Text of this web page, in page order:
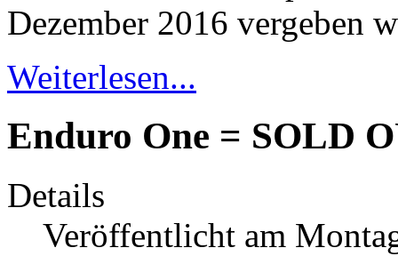
Dezember 2016 vergeben
Weiterlesen...
Enduro One = SOLD
Details
Veröffentlicht am